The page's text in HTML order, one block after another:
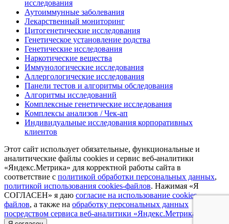
исследования
Аутоиммунные заболевания
Лекарственный мониторинг
Цитогенетические исследования
Генетическое установление родства
Генетические исследования
Наркотические вещества
Иммунологические исследования
Аллергологические исследования
Панели тестов и алгоритмы обследования
Алгоритмы исследований
Комплексные генетические исследования
Комплексы анализов / Чек-ап
Индивидуальные исследования корпоративных
клиентов
Этот сайт использует обязательные, функциональные и
аналитические файлы cookies и сервис веб-аналитики
«Яндекс.Метрика» для корректной работы сайта в
соответствие с политикой обработки персональных данных,
политикой использования cookies-файлов. Нажимая «Я
СОГЛАСЕН» я даю согласие на использование cookies
файлов, а также на обработку персональных данных
посредством сервиса веб-аналитики «Яндекс.Метрика»